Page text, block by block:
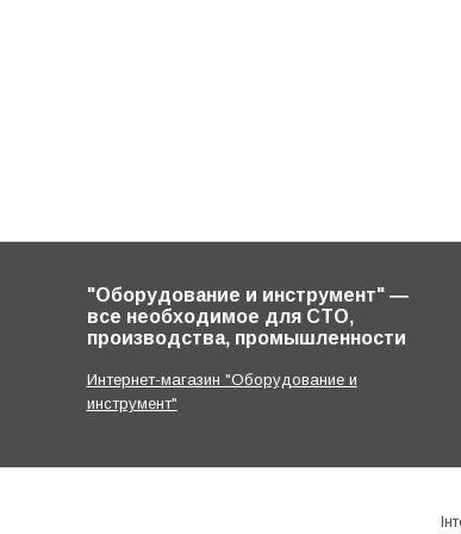
"Оборудование и инструмент" ―
все необходимое для СТО,
производства, промышленности
Интернет-магазин "Оборудование и
инструмент"